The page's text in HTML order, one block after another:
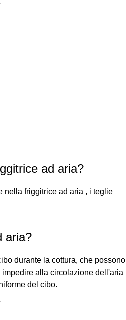
ad aria?
nella friggitrice ad aria , i teglie
aria?
durante la cottura, che possono
alla circolazione dell'aria
del cibo.